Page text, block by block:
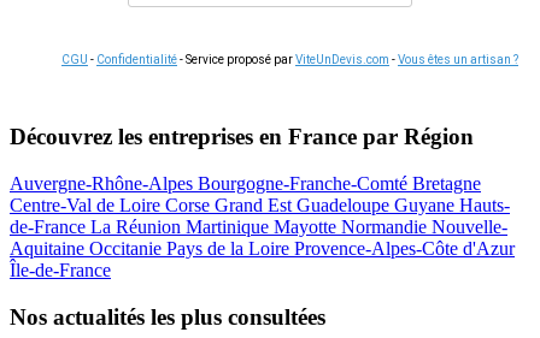
CGU - Confidentialité- Service proposé parViteUnDevis.com -Vous êtes un artisan ?
Découvrez les entreprises en France par Région
Auvergne-Rhône-Alpes Bourgogne-Franche-Comté Bretagne
Centre-Val de Loire Corse Grand Est Guadeloupe Guyane Hauts-
de-France La Réunion Martinique Mayotte Normandie Nouvelle-
Aquitaine Occitanie Pays de la Loire Provence-Alpes-Côte d'Azur
Île-de-France
Nos actualités les plus consultées